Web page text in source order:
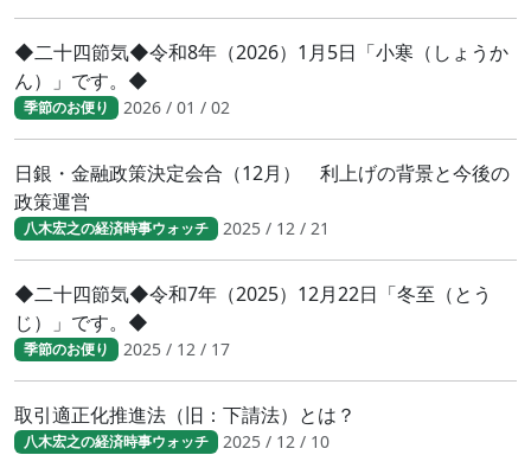
◆二十四節気◆令和8年（2026）1月5日「小寒（しょうか
ん）」です。◆
季節のお便り 2026 / 01 / 02
日銀・金融政策決定会合（12月） 利上げの背景と今後の
政策運営
八木宏之の経済時事ウォッチ 2025 / 12 / 21
◆二十四節気◆令和7年（2025）12月22日「冬至（とう
じ）」です。◆
季節のお便り 2025 / 12 / 17
取引適正化推進法（旧：下請法）とは？
八木宏之の経済時事ウォッチ 2025 / 12 / 10